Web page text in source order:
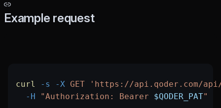
Example request
curl -s -X GET 'https://api.qoder.com/
  -H
"Authorization: Bearer $QODER_PAT"